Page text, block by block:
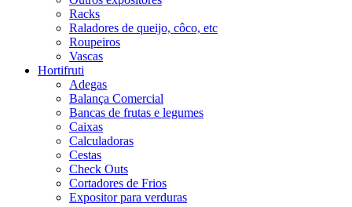
Racks
Raladores de queijo, côco, etc
Roupeiros
Vascas
Hortifruti
Adegas
Balança Comercial
Bancas de frutas e legumes
Caixas
Calculadoras
Cestas
Check Outs
Cortadores de Frios
Expositor para verduras